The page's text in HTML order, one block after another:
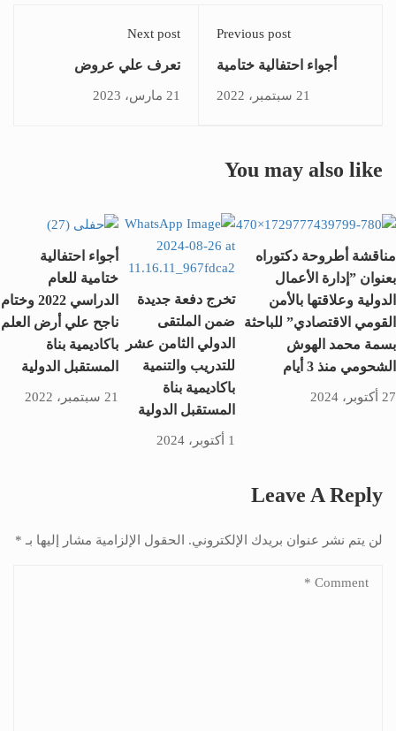
Previous post
أجواء احتفالية ختامية
21 سبتمبر، 2022
Next post
تعرف علي عروض
اكاديمية بناة المستقبل
21 مارس، 2023
You may also like
مناقشة أطروحة دكتوراه
بعنوان ”إدارة الأعمال
الدولية وعلاقتها بالأمن
القومي الاقتصادي” للباحثة
بسمة محمد الهوش
الشحومي منذ 3 أيام
27 أكتوبر، 2024
تخرج دفعة جديدة
ضمن الملتقى
الدولي الثامن عشر
للتدريب والتنمية
باكاديمية بناة
المستقبل الدولية
1 أكتوبر، 2024
أجواء احتفالية
ختامية للعام
الدراسي 2022 وختام
ناجح علي أرض العلم
باكاديمية بناة
المستقبل الدولية
21 سبتمبر، 2022
Leave A Reply
لن يتم نشر عنوان بريدك الإلكتروني. الحقول الإلزامية مشار إليها بـ *